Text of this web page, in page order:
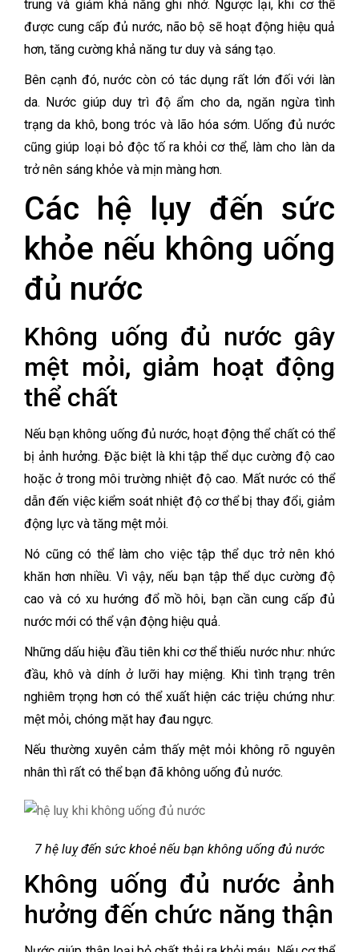
trung và giảm khả năng ghi nhớ. Ngược lại, khi cơ thể
được cung cấp đủ nước, não bộ sẽ hoạt động hiệu quả
hơn, tăng cường khả năng tư duy và sáng tạo.
Bên cạnh đó, nước còn có tác dụng rất lớn đối với làn
da. Nước giúp duy trì độ ẩm cho da, ngăn ngừa tình
trạng da khô, bong tróc và lão hóa sớm. Uống đủ nước
cũng giúp loại bỏ độc tố ra khỏi cơ thể, làm cho làn da
trở nên sáng khỏe và mịn màng hơn.
Các hệ lụy đến sức
khỏe nếu không uống
đủ nước
Không uống đủ nước gây
mệt mỏi, giảm hoạt động
thể chất
Nếu bạn không uống đủ nước, hoạt động thể chất có thể
bị ảnh hưởng. Đặc biệt là khi tập thể dục cường độ cao
hoặc ở trong môi trường nhiệt độ cao. Mất nước có thể
dẫn đến việc kiểm soát nhiệt độ cơ thể bị thay đổi, giảm
động lực và tăng mệt mỏi.
Nó cũng có thể làm cho việc tập thể dục trở nên khó
khăn hơn nhiều. Vì vậy, nếu bạn tập thể dục cường độ
cao và có xu hướng đổ mồ hôi, bạn cần cung cấp đủ
nước mới có thể vận động hiệu quả.
Những dấu hiệu đầu tiên khi cơ thể thiếu nước như: nhức
đầu, khô và dính ở lưỡi hay miệng. Khi tình trạng trên
nghiêm trọng hơn có thể xuất hiện các triệu chứng như:
mệt mỏi, chóng mặt hay đau ngực.
Nếu thường xuyên cảm thấy mệt mỏi không rõ nguyên
nhân thì rất có thể bạn đã không uống đủ nước.
7 hệ luỵ đến sức khoẻ nếu bạn không uống đủ nước
Không uống đủ nước ảnh
hưởng đến chức năng thận